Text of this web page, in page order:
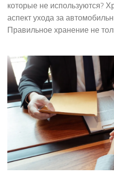
которые не
аспект ухода за
Правильное хранение не